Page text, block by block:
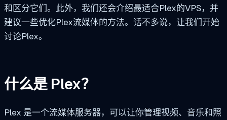
和区分它们。此外，我们还会介绍最适合Plex的VPS，并
建议一些优化Plex流媒体的方法。话不多说，让我们开始
讨论Plex。
什么是 Plex？
Plex 是一个流媒体服务器，可以让你管理视频、音乐和照